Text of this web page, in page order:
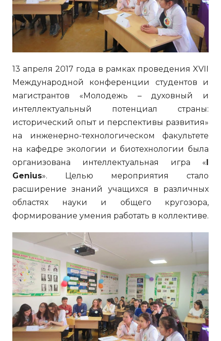
13 апреля 2017 года в рамках проведения XVII
Международной конференции студентов и
магистрантов «Молодежь – духовный и
интеллектуальный потенциал страны:
исторический опыт и перспективы развития»
на инженерно-технологическом факультете
на кафедре экологии и биотехнологии была
организована интеллектуальная игра «I
Genius». Целью мероприятия стало
расширение знаний учащихся в различных
областях науки и общего кругозора,
формирование умения работать в коллективе.